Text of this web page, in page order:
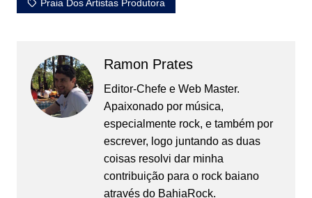
Praia Dos Artistas Produtora
Ramon Prates
Editor-Chefe e Web Master.
Apaixonado por música,
especialmente rock, e também por
escrever, logo juntando as duas
coisas resolvi dar minha
contribuição para o rock baiano
através do BahiaRock.